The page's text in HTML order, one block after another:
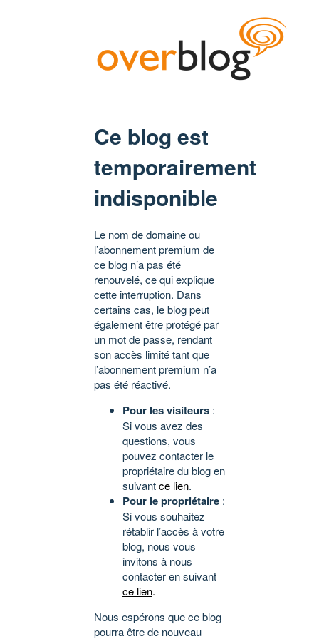
Ce blog est
temporairement
indisponible
Le nom de domaine ou
l’abonnement premium de
ce blog n’a pas été
renouvelé, ce qui explique
cette interruption. Dans
certains cas, le blog peut
également être protégé par
un mot de passe, rendant
son accès limité tant que
l’abonnement premium n’a
pas été réactivé.
Pour les visiteurs :
Si vous avez des
questions, vous
pouvez contacter le
propriétaire du blog en
suivantce lien.
Pour le propriétaire :
Si vous souhaitez
rétablir l’accès à votre
blog, nous vous
invitons à nous
contacter en suivant
ce lien.
Nous espérons que ce blog
pourra être de nouveau